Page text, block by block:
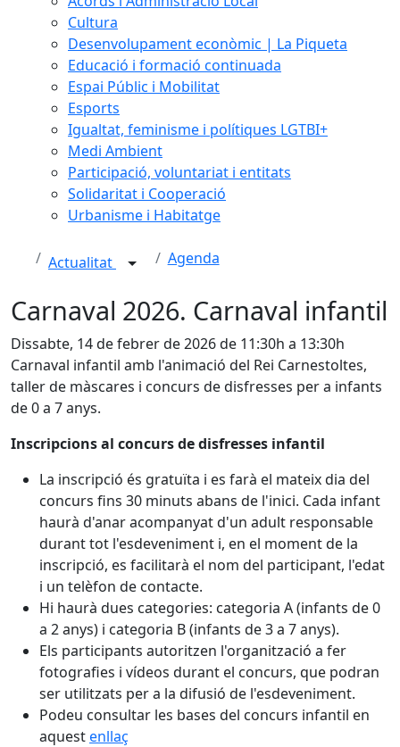
Cultura
Desenvolupament econòmic | La Piqueta
Educació i formació continuada
Espai Públic i Mobilitat
Esports
Igualtat, feminisme i polítiques LGTBI+
Medi Ambient
Participació, voluntariat i entitats
Solidaritat i Cooperació
Urbanisme i Habitatge
Actualitat Agenda
Carnaval 2026. Carnaval infantil
Dissabte, 14 de febrer de 2026 de 11:30h a 13:30h
Carnaval infantil amb l'animació del Rei Carnestoltes,
taller de màscares i concurs de disfresses per a infants
de 0 a 7 anys.
Inscripcions al concurs de disfresses infantil
La inscripció és gratuïta i es farà el mateix dia del
concurs fins 30 minuts abans de l'inici. Cada infant
haurà d'anar acompanyat d'un adult responsable
durant tot l'esdeveniment i, en el moment de la
inscripció, es facilitarà el nom del participant, l'edat
i un telèfon de contacte.
Hi haurà dues categories: categoria A (infants de 0
a 2 anys) i categoria B (infants de 3 a 7 anys).
Els participants autoritzen l'organització a fer
fotografies i vídeos durant el concurs, que podran
ser utilitzats per a la difusió de l'esdeveniment.
Podeu consultar les bases del concurs infantil en
aquestenllaç